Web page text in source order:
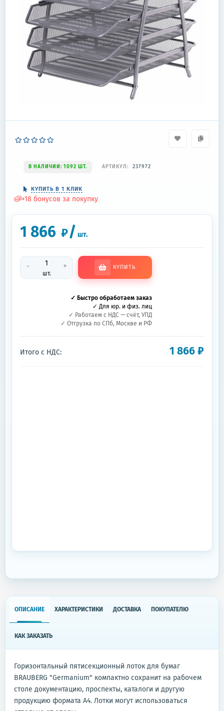
В НАЛИЧИИ: 1092 ШТ. АРТИКУЛ: 237972
КУПИТЬ В 1 КЛИК
+18 бонусов за покупку
1 866 ₽/ шт.
-
шт.
+ КУПИТЬ
✓ Быстро обработаем заказ
✓ Для юр. и физ. лиц
✓ Работаем с НДС — счёт, УПД
✓ Отгрузка по СПб, Москве и РФ
Итого с НДС: 1 866₽
ОПИСАНИЕ ХАРАКТЕРИСТИКИ ДОСТАВКА ПОКУПАТЕЛЮ
КАК ЗАКАЗАТЬ
Горизонтальный пятисекционный лоток для бумаг
BRAUBERG "Germanium" компактно сохранит на рабочем
столе документацию, проспекты, каталоги и другую
продукцию формата А4. Лотки могут использоваться